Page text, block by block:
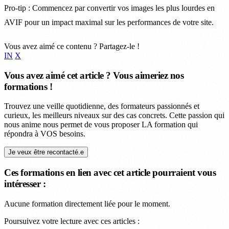
Pro-tip : Commencez par convertir vos images les plus lourdes en
AVIF pour un impact maximal sur les performances de votre site.
Vous avez aimé ce contenu ? Partagez-le !
IN X
Vous avez aimé cet article ? Vous aimeriez nos
formations !
Trouvez une veille quotidienne, des formateurs passionnés et
curieux, les meilleurs niveaux sur des cas concrets. Cette passion qui
nous anime nous permet de vous proposer LA formation qui
répondra à VOS besoins.
Je veux être recontacté.e
Ces formations en lien avec cet article pourraient vous
intéresser :
Aucune formation directement liée pour le moment.
Poursuivez votre lecture avec ces articles :